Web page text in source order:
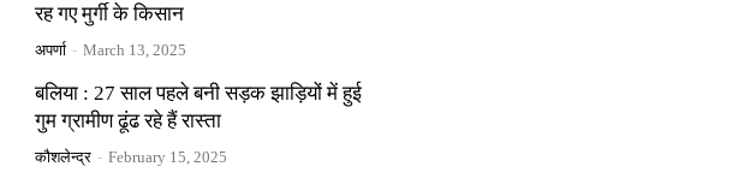
रह गए मुर्गी के किसान
अपर्णा - March 13, 2025
बलिया : 27 साल पहले बनी सड़क झाड़ियों में हुई
गुम ग्रामीण ढूंढ रहे हैं रास्ता
कौशलेन्द्र - February 15, 2025